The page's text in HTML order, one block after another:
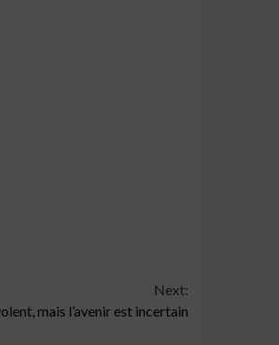
Next:
mais l’avenir est incertain